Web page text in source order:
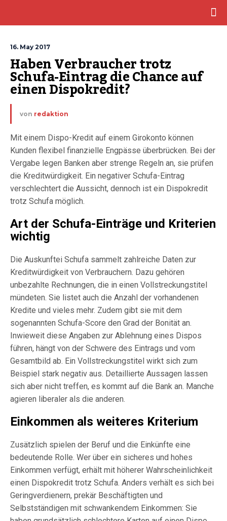
16. May 2017
Haben Verbraucher trotz
Schufa-Eintrag die Chance auf
einen Dispokredit?
von redaktion
Mit einem Dispo-Kredit auf einem Girokonto können
Kunden flexibel finanzielle Engpässe überbrücken. Bei der
Vergabe legen Banken aber strenge Regeln an, sie prüfen
die Kreditwürdigkeit. Ein negativer Schufa-Eintrag
verschlechtert die Aussicht, dennoch ist ein Dispokredit
trotz Schufa möglich.
Art der Schufa-Einträge und Kriterien
wichtig
Die Auskunftei Schufa sammelt zahlreiche Daten zur
Kreditwürdigkeit von Verbrauchern. Dazu gehören
unbezahlte Rechnungen, die in einen Vollstreckungstitel
mündeten. Sie listet auch die Anzahl der vorhandenen
Kredite und vieles mehr. Zudem gibt sie mit dem
sogenannten Schufa-Score den Grad der Bonität an.
Inwieweit diese Angaben zur Ablehnung eines Dispos
führen, hängt von der Schwere des Eintrags und vom
Gesamtbild ab. Ein Vollstreckungstitel wirkt sich zum
Beispiel stark negativ aus. Detaillierte Aussagen lassen
sich aber nicht treffen, es kommt auf die Bank an. Manche
agieren liberaler als die anderen.
Einkommen als weiteres Kriterium
Zusätzlich spielen der Beruf und die Einkünfte eine
bedeutende Rolle. Wer über ein sicheres und hohes
Einkommen verfügt, erhält mit höherer Wahrscheinlichkeit
einen Dispokredit trotz Schufa. Anders verhält es sich bei
Geringverdienern, prekär Beschäftigten und
Selbstständigen mit schwankendem Einkommen: Sie